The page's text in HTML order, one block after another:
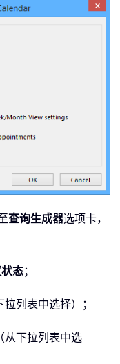
查询生成器选项卡，
态；
拉列表中选择）；
（从下拉列表中选